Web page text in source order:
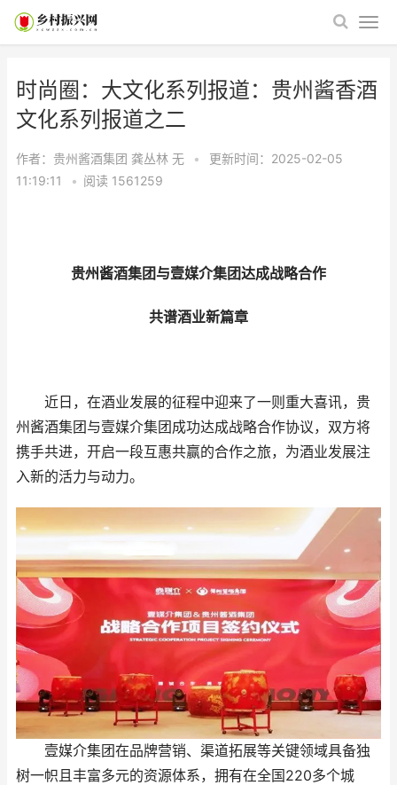
时尚圈：大文化系列报道：贵州酱香酒
文化系列报道之二
作者：贵州酱酒集团 龚丛林 无 •
更新时间：2025-02-05
11:19:11
• 阅读 1561259
贵州酱酒集团与壹媒介集团达成战略合作
共谱酒业新篇章
近日，在酒业发展的征程中迎来了一则重大喜讯，贵
州酱酒集团与壹媒介集团成功达成战略合作协议，双方将
携手共进，开启一段互惠共赢的合作之旅，为酒业发展注
入新的活力与动力。
壹媒介集团在品牌营销、渠道拓展等关键领域具备独
树一帜且丰富多元的资源体系，拥有在全国220多个城